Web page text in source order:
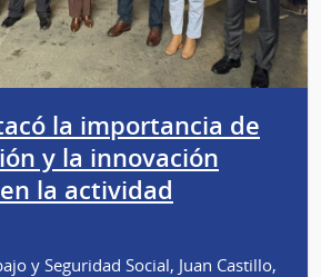
la importancia de
y la innovación
la actividad
y Seguridad Social, Juan Castillo,